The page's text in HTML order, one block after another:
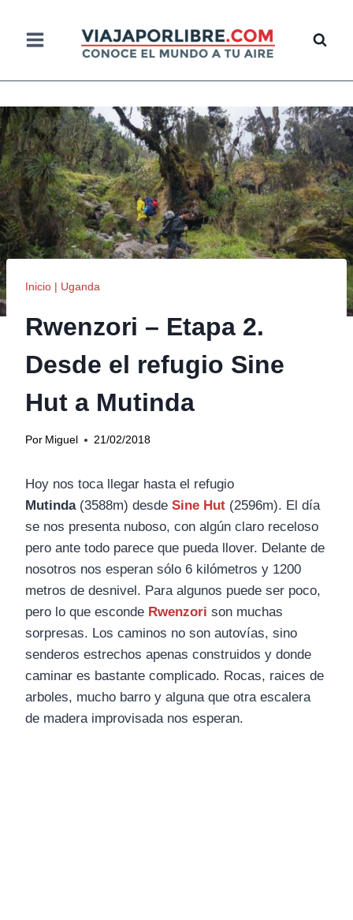
contenido
Inicio | Uganda
Rwenzori – Etapa 2.
Desde el refugio Sine
Hut a Mutinda
Por Miguel 21/02/2018
Hoy nos toca llegar hasta el refugio
Mutinda(3588m) desde Sine Hut (2596m). El día
se nos presenta nuboso, con algún claro receloso
pero ante todo parece que pueda llover. Delante de
nosotros nos esperan sólo 6 kilómetros y 1200
metros de desnivel. Para algunos puede ser poco,
pero lo que esconde Rwenzori son muchas
sorpresas. Los caminos no son autovías, sino
senderos estrechos apenas construidos y donde
caminar es bastante complicado. Rocas, raices de
arboles, mucho barro y alguna que otra escalera
de madera improvisada nos esperan.